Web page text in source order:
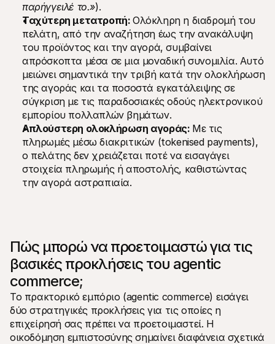
παρήγγειλέ το.»).
Ταχύτερη μετατροπή: Ολόκληρη η διαδρομή του
πελάτη, από την αναζήτηση έως την ανακάλυψη
του προϊόντος και την αγορά, συμβαίνει
απρόσκοπτα μέσα σε μια μοναδική συνομιλία. Αυτό
μειώνει σημαντικά την τριβή κατά την ολοκλήρωση
της αγοράς και τα ποσοστά εγκατάλειψης σε
σύγκριση με τις παραδοσιακές οδούς ηλεκτρονικού
εμπορίου πολλαπλών βημάτων.
Απλούστερη ολοκλήρωση αγοράς: Με τις
πληρωμές μέσω διακριτικών (tokenised payments),
ο πελάτης δεν χρειάζεται ποτέ να εισαγάγει
στοιχεία πληρωμής ή αποστολής, καθιστώντας
την αγορά αστραπιαία.
Πώς μπορώ να προετοιμαστώ για τις
βασικές προκλήσεις του agentic
commerce;
Το πρακτορικό εμπόριο (agentic commerce) εισάγει
δύο στρατηγικές προκλήσεις για τις οποίες η
επιχείρησή σας πρέπει να προετοιμαστεί. Η
οικοδόμηση εμπιστοσύνης σημαίνει διαφάνεια σχετικά